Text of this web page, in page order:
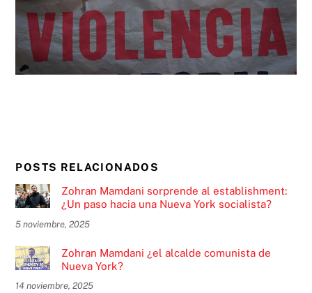
POSTS RELACIONADOS
Zohran Mamdani sorprende al establishment:
¿Un paso hacia una Nueva York socialista?
5 noviembre, 2025
Zohran Mamdani ¿el alcalde comunista de
Nueva York?
14 noviembre, 2025